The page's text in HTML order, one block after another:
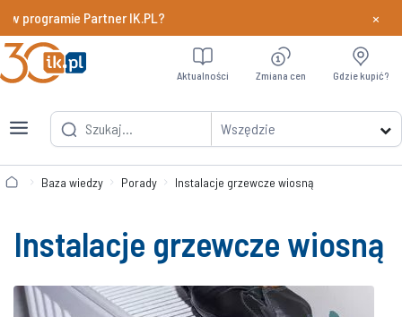
programie Partner IK.PL? Dowiedz
×
Wszędzie
Aktualności Zmiana cen Gdzie kupić?
Baza wiedzy Porady Instalacje grzewcze wiosną
Instalacje grzewcze wiosną